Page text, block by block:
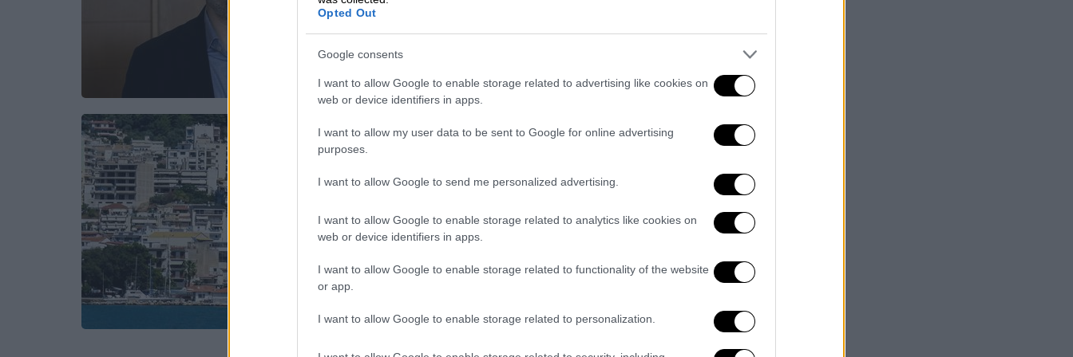
Opted Out
Google consents
I want to allow Google to enable storage related to advertising like cookies on
web or device identifiers in apps.
I want to allow my user data to be sent to Google for online advertising
purposes.
I want to allow Google to send me personalized advertising.
I want to allow Google to enable storage related to analytics like cookies on
web or device identifiers in apps.
I want to allow Google to enable storage related to functionality of the website
or app.
I want to allow Google to enable storage related to personalization.
«Η πόλη δεν αντέχει άλλο τσιμέντο
και νέα μεγαθήρια», είπε ο Δούκας
Εξωδικαστικός: Ξεπέρασαν τις 25
τετράμηνο του 2024
Τα στεγαστικά δάνεια αποτελούν την
πλειοψηφία σε όλους τους τύπους
ενώ στο πλαίσιο του Ν.3869/2010
αφορούν σε καταναλωτικά